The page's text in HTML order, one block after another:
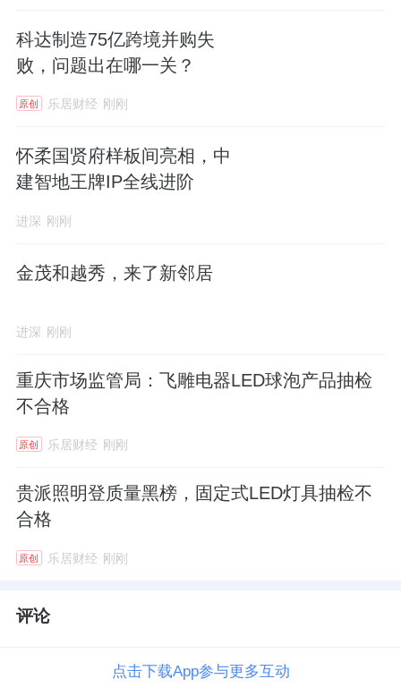
科达制造75亿跨境并购失
败，问题出在哪一关？
原创 乐居财经 刚刚
怀柔国贤府样板间亮相，中
建智地王牌IP全线进阶
进深 刚刚
金茂和越秀，来了新邻居
进深 刚刚
重庆市场监管局：飞雕电器LED球泡产品抽检
不合格
原创 乐居财经 刚刚
贵派照明登质量黑榜，固定式LED灯具抽检不
合格
原创 乐居财经 刚刚
评论
点击下载App参与更多互动